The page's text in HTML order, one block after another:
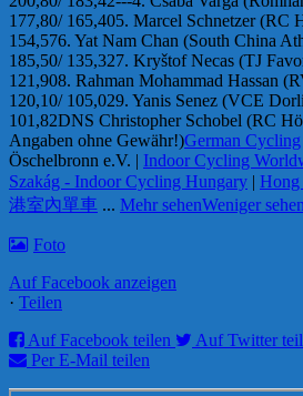
177,80/ 165,405. Marcel Schnetzer (RC
154,576. Yat Nam Chan (South China
185,50/ 135,327. Kryštof Necas (TJ
121,908. Rahman Mohammad Hassan
120,10/ 105,029. Yanis Senez (VCE
101,82DNS Christopher Schobel (RC
Angaben ohne Gewähr!)German Cycling
Öschelbronn e.V. | Indoor Cycling
Szakág - Indoor Cycling Hungary
港室內單車 ... Mehr sehenWeniger
Foto
Auf Facebook anzeigen
· Teilen
Auf Facebook teilen
Auf Twitter
Per E-Mail teilen